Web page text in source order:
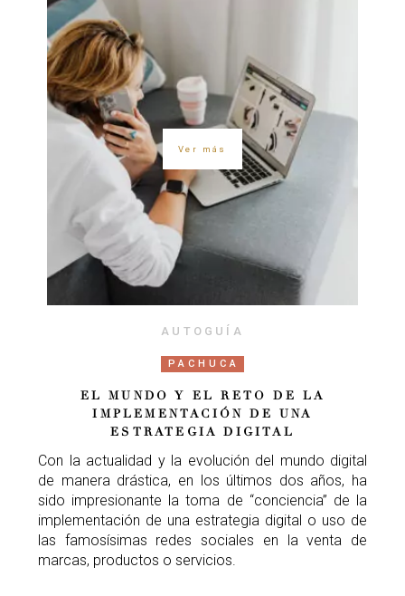
Ver más
AUTOGUÍA
PACHUCA
EL MUNDO Y EL RETO DE LA
IMPLEMENTACIÓN DE UNA
ESTRATEGIA DIGITAL
Con la actualidad y la evolución del mundo digital
de manera drástica, en los últimos dos años, ha
sido impresionante la toma de “conciencia” de la
implementación de una estrategia digital o uso de
las famosísimas redes sociales en la venta de
marcas, productos o servicios.